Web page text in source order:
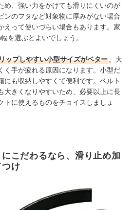
め、強い力をかけても滑りにくいのが
ンのフタなど対象物に厚みがない場合
えって使いづらい場合もあります。家
を選ぶとよいでしょう。
ップしやすい小型サイズがベター 。大
く手が疲れる原因になります。小型だ
にも収納しやすくて便利です。ベルト
大きくなりやすいため、必要以上に長
トに使えるものをチョイスしましょ
こだわるなら、滑り止め加
け